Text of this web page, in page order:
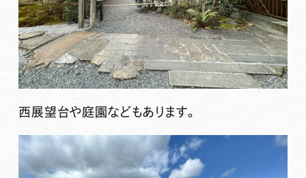
西展望台や庭園などもあります。